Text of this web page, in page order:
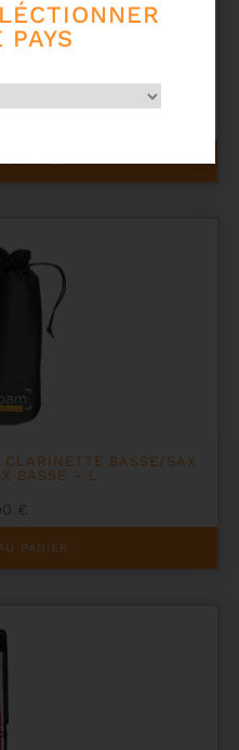
PAYS
BASSE – L
CLARINETTE BASSE/SAX
BASSE – L
€
PANIER